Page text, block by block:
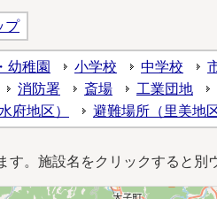
プ
幼稚園 小学校 中学校
消防署 斎場 工業団地
府地区） 避難場所（里美地区
。施設名をクリックすると別